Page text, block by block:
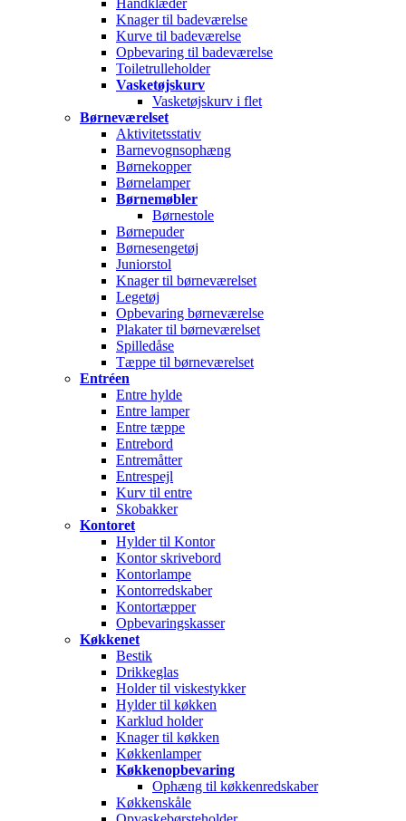
Håndklæder
Knager til badeværelse
Kurve til badeværelse
Opbevaring til badeværelse
Toiletrulleholder
Vasketøjskurv
Vasketøjskurv i flet
Børneværelset
Aktivitetsstativ
Barnevognsophæng
Børnekopper
Børnelamper
Børnemøbler
Børnestole
Børnepuder
Børnesengetøj
Juniorstol
Knager til børneværelset
Legetøj
Opbevaring børneværelse
Plakater til børneværelset
Spilledåse
Tæppe til børneværelset
Entréen
Entre hylde
Entre lamper
Entre tæppe
Entrebord
Entremåtter
Entrespejl
Kurv til entre
Skobakker
Kontoret
Hylder til Kontor
Kontor skrivebord
Kontorlampe
Kontorredskaber
Kontortæpper
Opbevaringskasser
Køkkenet
Bestik
Drikkeglas
Holder til viskestykker
Hylder til køkken
Karklud holder
Knager til køkken
Køkkenlamper
Køkkenopbevaring
Ophæng til køkkenredskaber
Køkkenskåle